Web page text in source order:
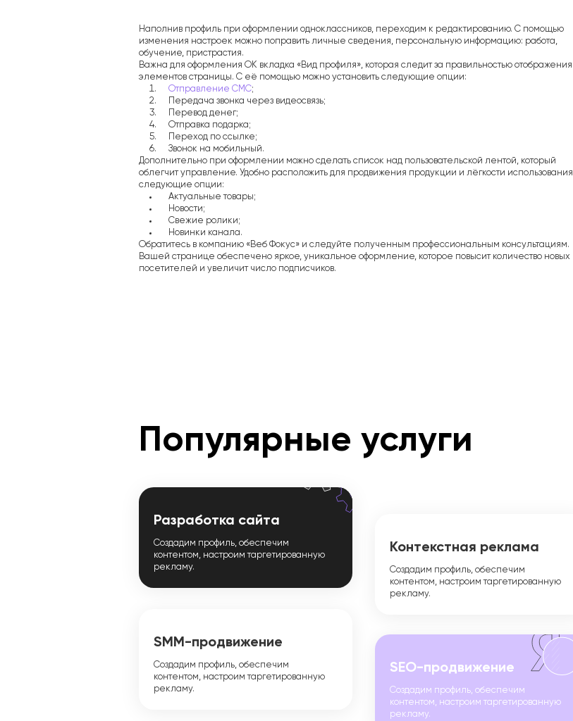
Наполнив профиль при оформлении одноклассников, переходим к редактированию. С помощью
изменения настроек можно поправить личные сведения, персональную информацию: работа,
обучение, пристрастия.
Важна для оформления ОК вкладка «Вид профиля», которая следит за правильностью отображения
элементов страницы. С её помощью можно установить следующие опции:
Отправление СМС;
Передача звонка через видеосвязь;
Перевод денег;
Отправка подарка;
Переход по ссылке;
Звонок на мобильный.
Дополнительно при оформлении можно сделать список над пользовательской лентой, который
облегчит управление. Удобно расположить для продвижения продукции и лёгкости использования
следующие опции:
Актуальные товары;
Новости;
Свежие ролики;
Новинки канала.
Обратитесь в компанию «Веб Фокус» и следуйте полученным профессиональным консультациям.
Вашей странице обеспечено яркое, уникальное оформление, которое повысит количество новых
посетителей и увеличит число подписчиков.
Популярные услуги
Разработка сайта
Создадим профиль, обеспечим
контентом, настроим таргетированную
рекламу.
Контекстная реклама
Создадим профиль, обеспечим
контентом, настроим таргетированную
рекламу.
SMM-продвижение
Создадим профиль, обеспечим
контентом, настроим таргетированную
рекламу.
SEO-продвижение
Создадим профиль, обеспечим
контентом, настроим таргетированную
рекламу.